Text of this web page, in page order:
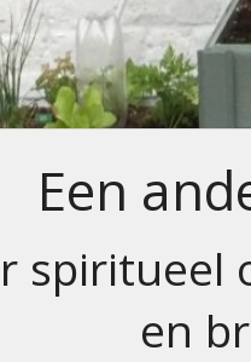
Een
spiritueel
en